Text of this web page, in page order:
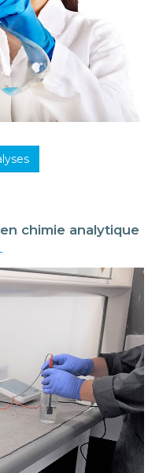
chimie analytique